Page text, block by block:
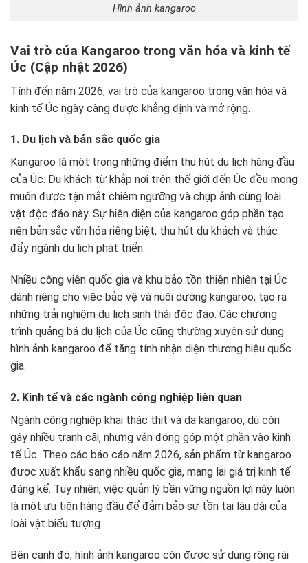
Hình ảnh kangaroo
Vai trò của Kangaroo trong văn hóa và kinh tế
Úc (Cập nhật 2026)
Tính đến năm 2026, vai trò của kangaroo trong văn hóa và
kinh tế Úc ngày càng được khẳng định và mở rộng.
1. Du lịch và bản sắc quốc gia
Kangaroo là một trong những điểm thu hút du lịch hàng đầu
của Úc. Du khách từ khắp nơi trên thế giới đến Úc đều mong
muốn được tận mắt chiêm ngưỡng và chụp ảnh cùng loài
vật độc đáo này. Sự hiện diện của kangaroo góp phần tạo
nên bản sắc văn hóa riêng biệt, thu hút du khách và thúc
đẩy ngành du lịch phát triển.
Nhiều công viên quốc gia và khu bảo tồn thiên nhiên tại Úc
dành riêng cho việc bảo vệ và nuôi dưỡng kangaroo, tạo ra
những trải nghiệm du lịch sinh thái độc đáo. Các chương
trình quảng bá du lịch của Úc cũng thường xuyên sử dụng
hình ảnh kangaroo để tăng tính nhận diện thương hiệu quốc
gia.
2. Kinh tế và các ngành công nghiệp liên quan
Ngành công nghiệp khai thác thịt và da kangaroo, dù còn
gây nhiều tranh cãi, nhưng vẫn đóng góp một phần vào kinh
tế Úc. Theo các báo cáo năm 2026, sản phẩm từ kangaroo
được xuất khẩu sang nhiều quốc gia, mang lại giá trị kinh tế
đáng kể. Tuy nhiên, việc quản lý bền vững nguồn lợi này luôn
là một ưu tiên hàng đầu để đảm bảo sự tồn tại lâu dài của
loài vật biểu tượng.
Bên cạnh đó, hình ảnh kangaroo còn được sử dụng rộng rãi